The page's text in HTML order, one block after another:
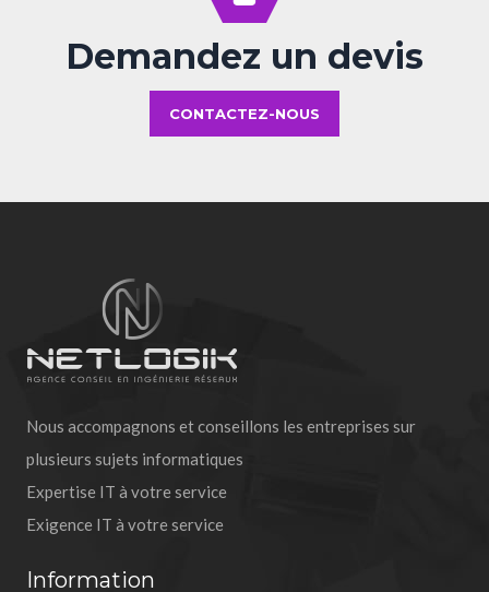
Demandez un devis
CONTACTEZ-NOUS
Nous accompagnons et conseillons les entreprises sur
plusieurs sujets informatiques
Expertise IT à votre service
Exigence IT à votre service
Information